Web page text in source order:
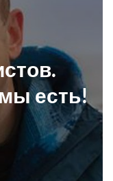
есть!